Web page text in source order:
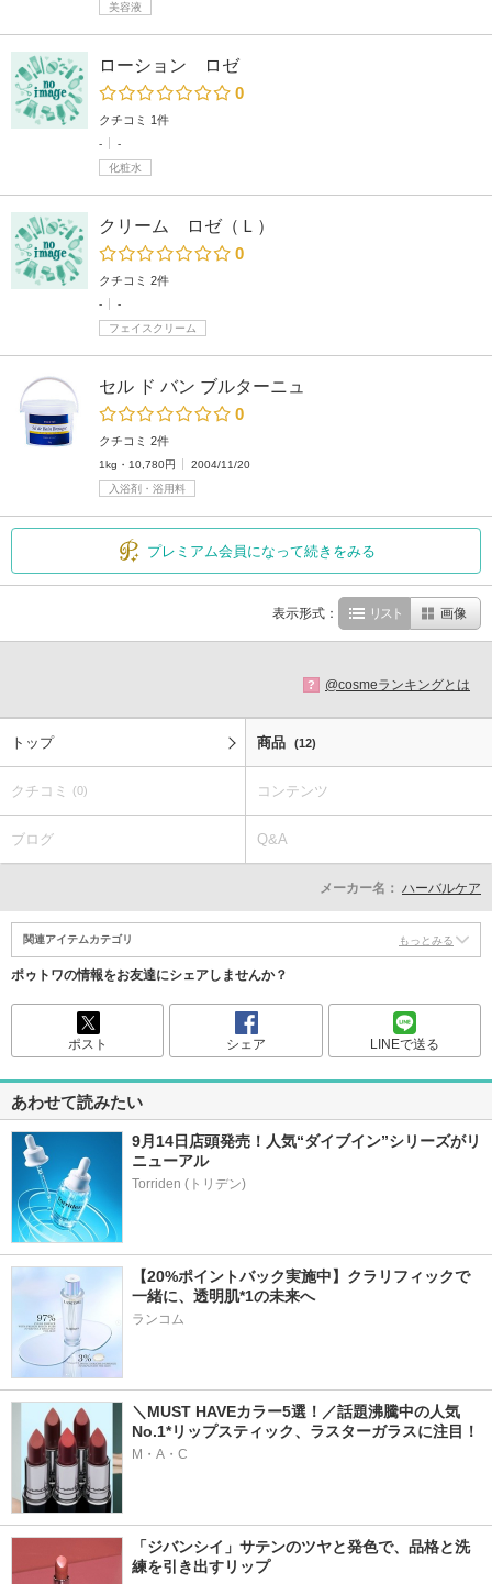
美容液
ローション ロゼ
0
クチコミ 1件
-
-
化粧水
クリーム ロゼ（Ｌ）
0
クチコミ 2件
-
-
フェイスクリーム
セル ド バン ブルターニュ
0
クチコミ 2件
1kg・10,780円
2004/11/20
入浴剤・浴用料
プレミアム会員になって続きをみる
表示形式： リスト 画像
? @cosmeランキングとは
トップ 商品 (12)
クチコミ (0) コンテンツ
ブログ Q&A
メーカー名： ハーバルケア
関連アイテムカテゴリ もっとみる
ポゥトワの情報をお友達にシェアしませんか？
ポスト シェア LINEで送る
あわせて読みたい
9月14日店頭発売！人気“ダイブイン”シリーズがリ
ニューアル
【20%ポイントバック実施中】クラリフィックで
一緒に、透明肌*1の未来へ
ランコム
＼MUST HAVEカラー5選！／話題沸騰中の人気
No.1*リップスティック、ラスターガラスに注目！
M・A・C
「ジバンシイ」サテンのツヤと発色で、品格と洗
練を引き出すリップ